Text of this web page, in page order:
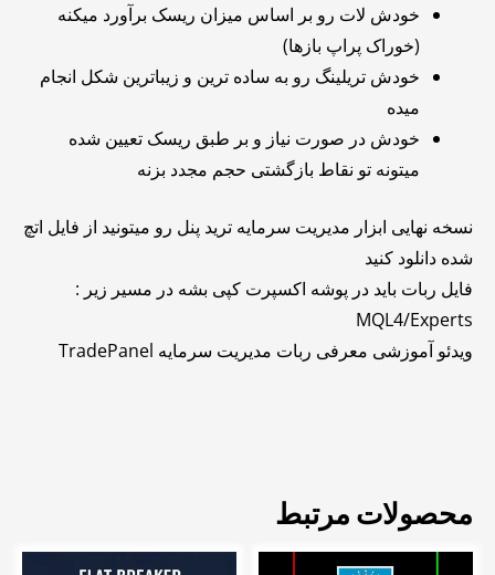
خودش لات رو بر اساس میزان ریسک برآورد میکنه
(خوراک پراپ بازها)
خودش تریلینگ رو به ساده ترین و زیباترین شکل انجام
میده
خودش در صورت نیاز و بر طبق ریسک تعیین شده
میتونه تو نقاط بازگشتی حجم مجدد بزنه
نسخه نهایی ابزار مدیریت سرمایه ترید پنل رو میتونید از فایل اتچ
شده دانلود کنید
فایل ربات باید در پوشه اکسپرت کپی بشه در مسیر زیر :
MQL4/Experts
ویدئو آموزشی معرفی ربات مدیریت سرمایه TradePanel
محصولات مرتبط